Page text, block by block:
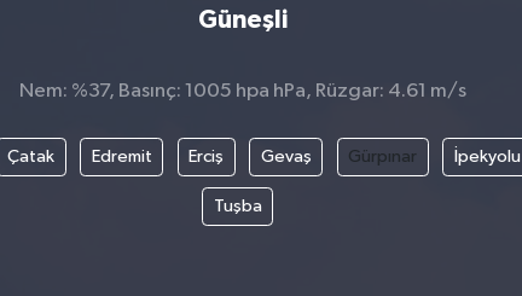
Güneşli
Nem: %37, Basınç: 1005 hpa hPa, Rüzgar: 4.61 m/s
Çatak Edremit Erciş Gevaş Gürpınar İpekyolu
Tuşba